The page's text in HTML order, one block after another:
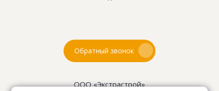
Обратный звонок
ООО «Экстрастрой»